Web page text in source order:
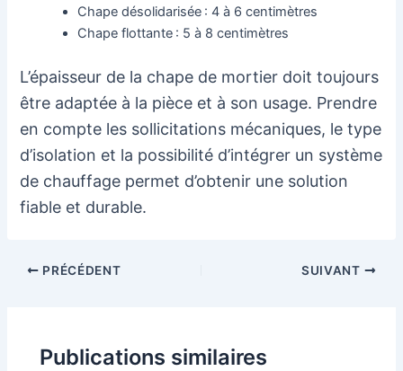
Chape désolidarisée : 4 à 6 centimètres
Chape flottante : 5 à 8 centimètres
L’épaisseur de la chape de mortier doit toujours
être adaptée à la pièce et à son usage. Prendre
en compte les sollicitations mécaniques, le type
d’isolation et la possibilité d’intégrer un système
de chauffage permet d’obtenir une solution
fiable et durable.
NavigationPRÉCÉDENT SUIVANT
Publications similaires